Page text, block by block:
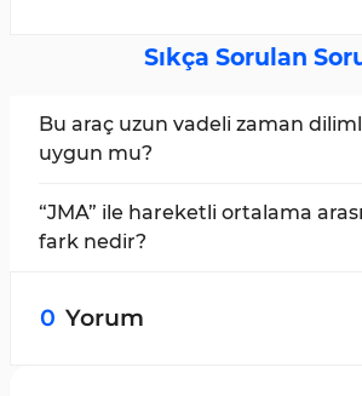
Sıkça Sorulan
Bu araç uzun vadeli zaman
uygun mu?
zaman dilimi desteğine sahiptir
dilimleri için uygundur.
“JMA” ile hareketli ortalama
fark nedir?
ortalama daha yavaş tepki
0 Yorum